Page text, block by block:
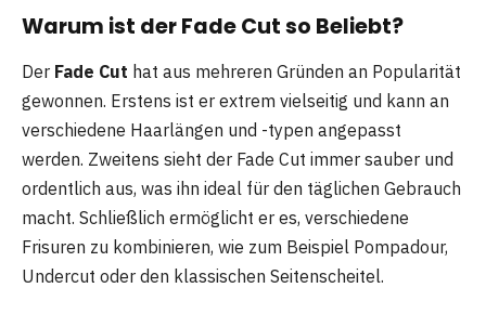
Warum ist der Fade Cut so Beliebt?
Der Fade Cut hat aus mehreren Gründen an Popularität
gewonnen. Erstens ist er extrem vielseitig und kann an
verschiedene Haarlängen und -typen angepasst
werden. Zweitens sieht der Fade Cut immer sauber und
ordentlich aus, was ihn ideal für den täglichen Gebrauch
macht. Schließlich ermöglicht er es, verschiedene
Frisuren zu kombinieren, wie zum Beispiel Pompadour,
Undercut oder den klassischen Seitenscheitel.